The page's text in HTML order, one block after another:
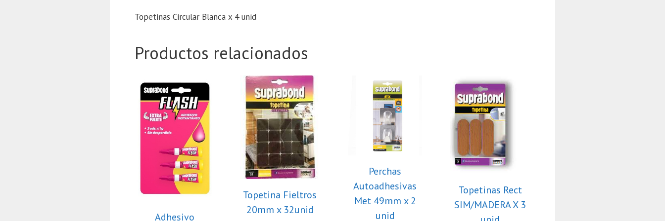
Topetinas Circular Blanca x 4 unid
Productos relacionados
Adhesivo
Topetina Fieltros
20mm x 32unid
Perchas
Autoadhesivas
Met 49mm x 2
unid
Topetinas Rect
SIM/MADERA X 3